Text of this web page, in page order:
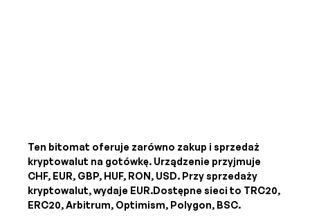
Ten bitomat oferuje zarówno zakup i sprzedaż
kryptowalut na gotówkę. Urządzenie przyjmuje
CHF, EUR, GBP, HUF, RON, USD. Przy sprzedaży
kryptowalut, wydaje EUR.Dostępne sieci to TRC20,
ERC20, Arbitrum, Optimism, Polygon, BSC.